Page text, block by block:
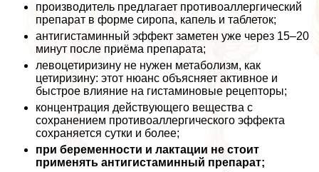
производитель предлагает противоаллергический
препарат в форме сиропа, капель и таблеток;
антигистаминный эффект заметен уже через 15–20
минут после приёма препарата;
левоцетиризину не нужен метаболизм, как
цетиризину: этот нюанс объясняет активное и
быстрое влияние на гистаминовые рецепторы;
концентрация действующего вещества с
сохранением противоаллергического эффекта
сохраняется сутки и более;
при беременности и лактации не стоит
применять антигистаминный препарат;